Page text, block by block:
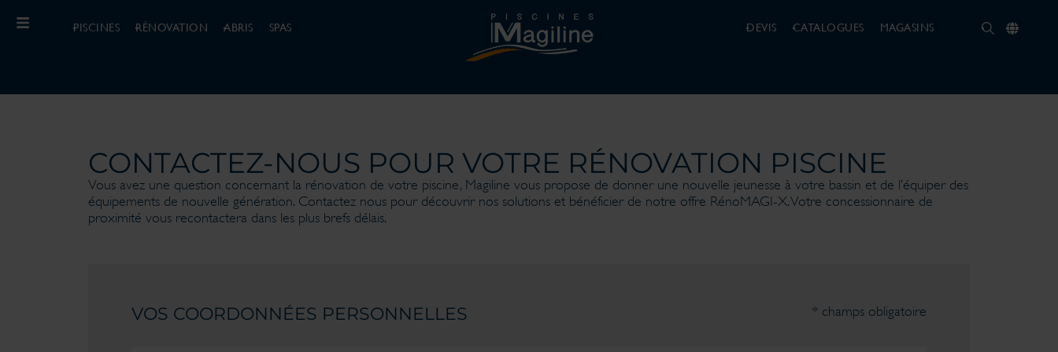
PISCINES RÉNOVATION ABRIS SPAS DEVIS CATALOGUES MAGASINS
CONTACTEZ-NOUS POUR VOTRE RÉNOVATION PISCINE
Vous avez une question concernant la rénovation de votre piscine, Magiline vous propose de donner une nouvelle jeunesse à votre bassin et de l’équiper des
équipements de nouvelle génération. Contactez nous pour découvrir nos solutions et bénéficier de notre offre RénoMAGI-X. Votre concessionnaire de
proximité vous recontactera dans les plus brefs délais.
VOS COORDONNÉES PERSONNELLES * champs obligatoire